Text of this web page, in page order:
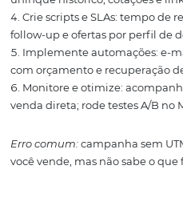
agregue valor (brindes,
Fences:exigências
cancelamento conforme
Cupom e código
Reservas e no atendimento
Dica rápida:formalize um
operações: o que pode (ou